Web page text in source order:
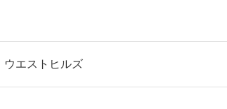
ウエストヒルズ